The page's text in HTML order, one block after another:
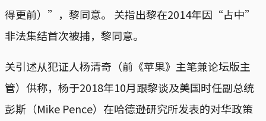
得更前）”，黎同意。 关指出黎在2014年因“占中”
非法集结首次被捕，黎同意。
关引述从犯证人杨清奇（前《苹果》主笔兼论坛版主
管）供称，杨于2018年10月跟黎谈及美国时任副总统
彭斯（Mike Pence）在哈德逊研究所发表的对华政策